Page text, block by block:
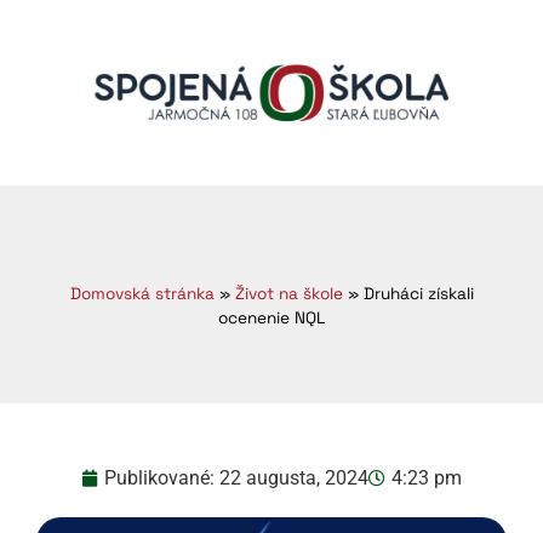
Domovská stránka» Život na škole» Druháci získali
ocenenie NQL
Publikované: 22 augusta, 2024 4:23 pm